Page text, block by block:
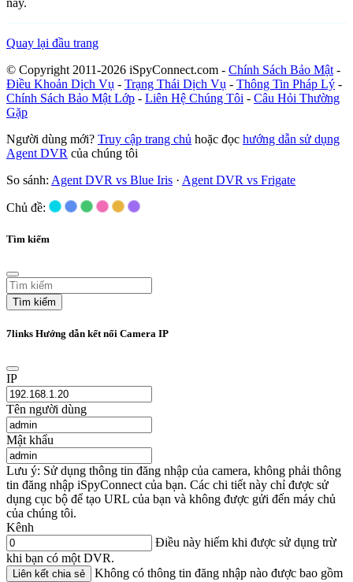
này.
Quay lại đầu trang
© Copyright 2011-2026 iSpyConnect.com - Chính Sách Bảo Mật -
Điều Khoản Dịch Vụ - Trạng Thái Dịch Vụ - Thông Tin Pháp Lý -
Chính Sách Bảo Mật Lớp - Liên Hệ Chúng Tôi - Câu Hỏi Thường
Gặp
Người dùng mới? Truy cập trang chủ hoặc đọc hướng dẫn sử dụng
Agent DVR của chúng tôi
So sánh: Agent DVR vs Blue Iris · Agent DVR vs Frigate
Chủ đề:
Tìm kiếm
Tìm kiếm
7links Hướng dẫn kết nối Camera IP
IP
Tên người dùng
Mật khẩu
Lưu ý: Sử dụng thông tin đăng nhập của camera, không phải thông
tin đăng nhập iSpyConnect của bạn. Các chi tiết này chỉ được sử
dụng cục bộ để tạo URL của bạn và không được gửi đến máy chủ
của chúng tôi.
Kênh
Điều này hiếm khi được sử dụng trừ
khi bạn có một DVR.
Liên kết chia sẻ Không có thông tin đăng nhập nào được bao gồm